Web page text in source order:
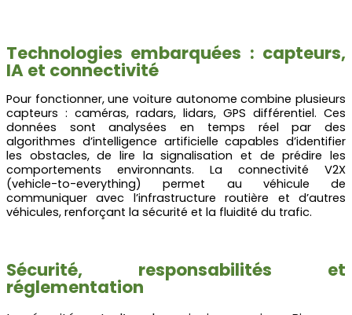
Technologies embarquées : capteurs,
IA et connectivité
Pour fonctionner, une voiture autonome combine plusieurs
capteurs : caméras, radars, lidars, GPS différentiel. Ces
données sont analysées en temps réel par des
algorithmes d’intelligence artificielle capables d’identifier
les obstacles, de lire la signalisation et de prédire les
comportements environnants. La connectivité V2X
(vehicle-to-everything) permet au véhicule de
communiquer avec l’infrastructure routière et d’autres
véhicules, renforçant la sécurité et la fluidité du trafic.
Sécurité, responsabilités et
réglementation